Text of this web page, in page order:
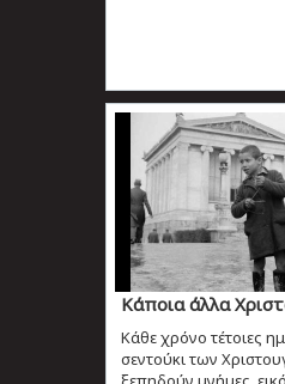
Κάποια άλλα
Κάθε χρόνο τέτοιες
σεντούκι των